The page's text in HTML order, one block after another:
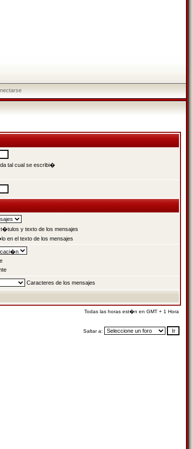
tal cual se escribi�
y texto de los mensajes
en el texto de los mensajes
Caracteres de los mensajes
Todas las horas est�n en GMT + 1 Hora
Saltar a: